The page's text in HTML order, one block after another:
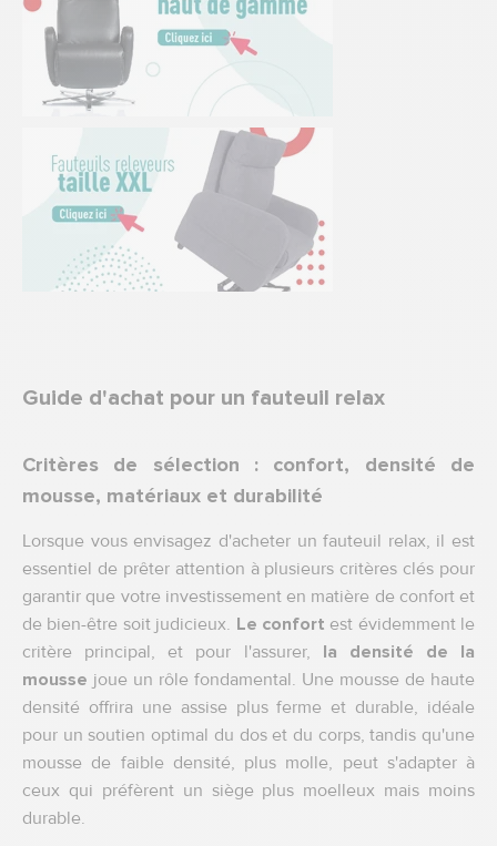
Guide d'achat pour un fauteuil relax
Critères de sélection : confort, densité de
mousse, matériaux et durabilité
Lorsque vous envisagez d'acheter un fauteuil relax, il est
essentiel de prêter attention à plusieurs critères clés pour
garantir que votre investissement en matière de confort et
de bien-être soit judicieux. Le confort est évidemment le
critère principal, et pour l'assurer, la densité de la
mousse joue un rôle fondamental. Une mousse de haute
densité offrira une assise plus ferme et durable, idéale
pour un soutien optimal du dos et du corps, tandis qu'une
mousse de faible densité, plus molle, peut s'adapter à
ceux qui préfèrent un siège plus moelleux mais moins
durable.